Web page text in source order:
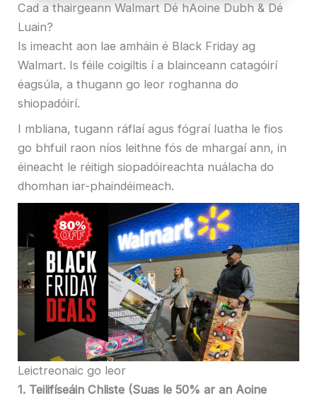
Cad a thairgeann Walmart Dé hAoine Dubh & Dé
Luain?
Is imeacht aon lae amháin é Black Friday ag
Walmart. Is féile coigiltis í a blainceann catagóirí
éagsúla, a thugann go leor roghanna do
shiopadóirí.
I mbliana, tugann ráflaí agus fógraí luatha le fios
go bhfuil raon níos leithne fós de mhargaí ann, in
éineacht le réitigh siopadóireachta nuálacha do
dhomhan iar-phaindéimeach.
Leictreonaic go leor
1. Teilifíseáin Chliste (Suas le 50% ar an Aoine